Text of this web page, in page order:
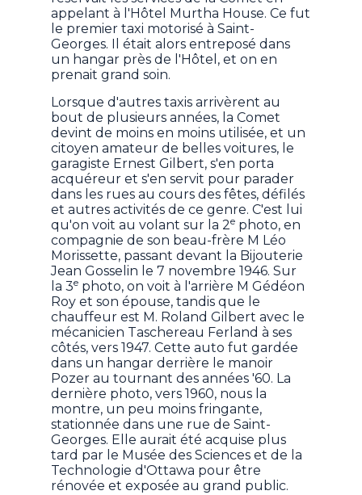
appelant à l'Hôtel Murtha House. Ce fut
le premier taxi motorisé à Saint-
Georges. Il était alors entreposé dans
un hangar près de l'Hôtel, et on en
prenait grand soin.
Lorsque d'autres taxis arrivèrent au
bout de plusieurs années, la Comet
devint de moins en moins utilisée, et un
citoyen amateur de belles voitures, le
garagiste Ernest Gilbert, s'en porta
acquéreur et s'en servit pour parader
dans les rues au cours des fêtes, défilés
et autres activités de ce genre. C'est lui
qu'on voit au volant sur la 2e photo, en
compagnie de son beau-frère M Léo
Morissette, passant devant la Bijouterie
Jean Gosselin le 7 novembre 1946. Sur
la 3e photo, on voit à l'arrière M Gédéon
Roy et son épouse, tandis que le
chauffeur est M. Roland Gilbert avec le
mécanicien Taschereau Ferland à ses
côtés, vers 1947. Cette auto fut gardée
dans un hangar derrière le manoir
Pozer au tournant des années '60. La
dernière photo, vers 1960, nous la
montre, un peu moins fringante,
stationnée dans une rue de Saint-
Georges. Elle aurait été acquise plus
tard par le Musée des Sciences et de la
Technologie d'Ottawa pour être
rénovée et exposée au grand public.